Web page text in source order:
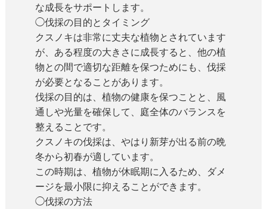
な成長をサポートします。
◯伐採の目的とタイミング
クスノキは非常に丈夫な植物とされています
が、ある程度の大きさに成長すると、他の植
物との間で適切な距離を保つためにも、伐採
が必要となることがあります。
伐採の目的は、植物の健康を保つことと、風
通しや光量を確保して、庭全体のバランスを
整えることです。
クスノキの伐採は、やはり新芽が出る前の晩
冬から初春が適しています。
この時期は、植物が休眠期に入るため、ダメ
ージを最小限に抑えることができます。
◯伐採の方法